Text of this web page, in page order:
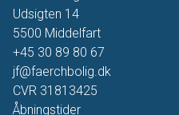
Udsigten 14
5500 Middelfart
+45 30 89 80 67
jf@faerchbolig.dk
CVR 31813425
Åbningstider